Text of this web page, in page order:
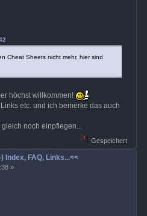
Cheat Sheets nicht mehr, hier sind
höchst willkommen!
etc. und ich bemerke das auch
noch einpflegen...
Gespeichert
Index, FAQ, Links...<<
»